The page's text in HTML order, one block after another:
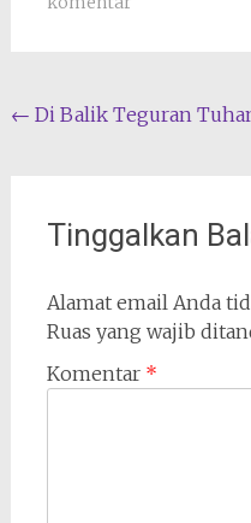
Navigasi
← Di Balik Teguran
Tinggalkan
Alamat email Anda
Ruas yang wajib
Komentar *